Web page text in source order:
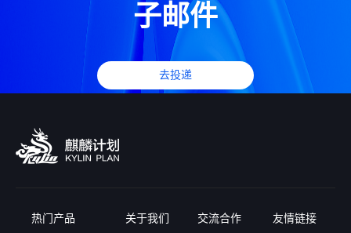
子邮件
去投递
热门产品 关于我们 交流合作 友情链接